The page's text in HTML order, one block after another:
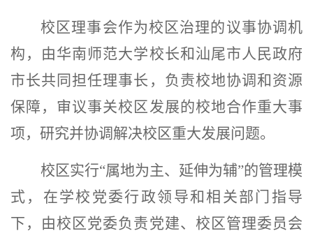
校区理事会作为校区治理的议事协调机
构，由华南师范大学校长和汕尾市人民政府
市长共同担任理事长，负责校地协调和资源
保障，审议事关校区发展的校地合作重大事
项，研究并协调解决校区重大发展问题。
校区实行“属地为主、延伸为辅”的管理模
式，在学校党委行政领导和相关部门指导
下，由校区党委负责党建、校区管理委员会